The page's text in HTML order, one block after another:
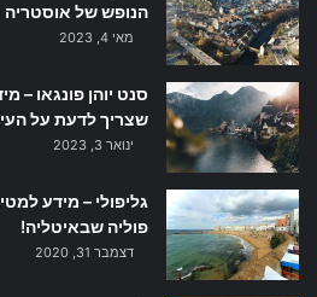
הנופש של אוסטריה
מאי 4, 2023
סנט יוהן פונגאו –
שצריך לדעת על
ינואר 3, 2023
גליפולי – מידע
פוליה שבאיטליה!
דצמבר 31, 2020